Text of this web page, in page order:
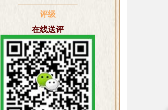
评级
在线送评